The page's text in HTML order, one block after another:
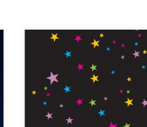
Dopo Meraviglioso
Christmas, l’ormai
sempre apprezzatissima
vicini la ricevono ancora
laboriosa tradizione che